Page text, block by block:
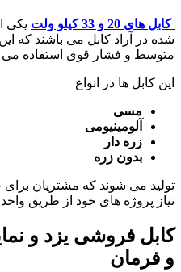
کابل های 20 و 33 کیلو ولت
یکی
شده در آراد کابل می باشند که
متوسط و فشار قوی استفاده می
این کابل ها در انواع
مسی
آلومینیومی
زره دار
بدون زره
تولید می شوند که مشتریان برای
نیاز پروژه های خود از طریق
کابل فروشی یزد و
و فرمان